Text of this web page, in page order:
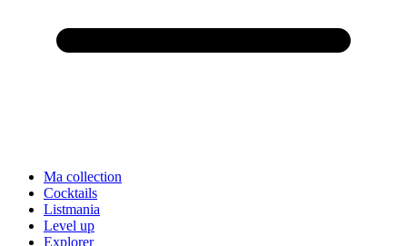
Ma collection
Cocktails
Listmania
Level up
Explorer